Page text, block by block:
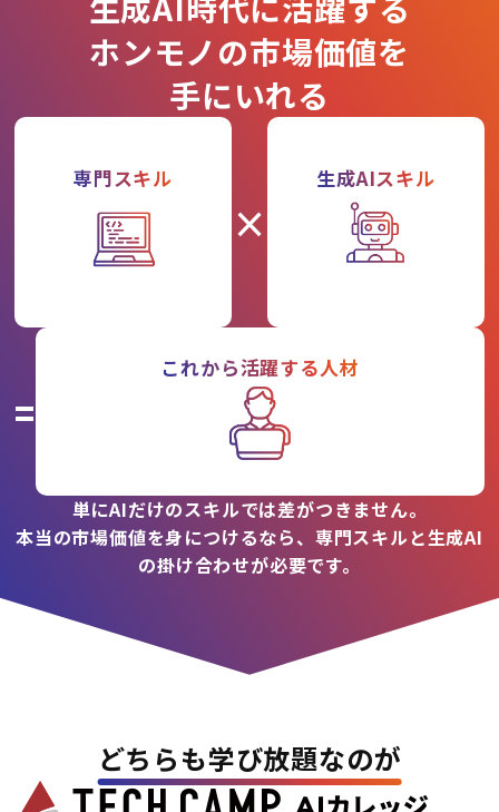
ホンモノの市場価値を
手にいれる
専門スキル
×
生成AIスキル
=
これから活躍する人材
単にAIだけのスキルでは差がつきません。
本当の市場価値を身につけるなら、専門スキルと生成AI
の掛け合わせが必要です。
どちらも学び放題なのが